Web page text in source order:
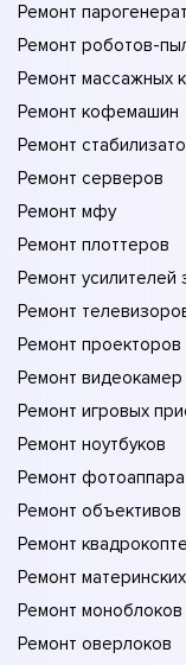
Ремонт
Ремонт роботов-
Ремонт массажных
Ремонт кофемашин
Ремонт
Ремонт серверов
Ремонт мфу
Ремонт плоттеров
Ремонт усилителей
Ремонт
Ремонт проекторов
Ремонт видеокамер
Ремонт игровых
Ремонт ноутбуков
Ремонт
Ремонт объективов
Ремонт
Ремонт
Ремонт моноблоков
Ремонт оверлоков